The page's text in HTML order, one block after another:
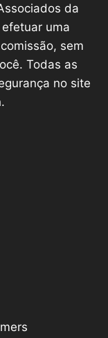
da
uma
sem
Todas as
no site